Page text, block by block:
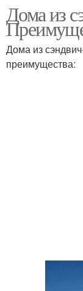
сендвич-
Дома из
Дома из
преимущества: